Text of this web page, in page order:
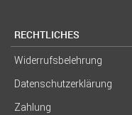
RECHTLICHES
Widerrufsbelehrung
Datenschutzerklärung
Zahlung